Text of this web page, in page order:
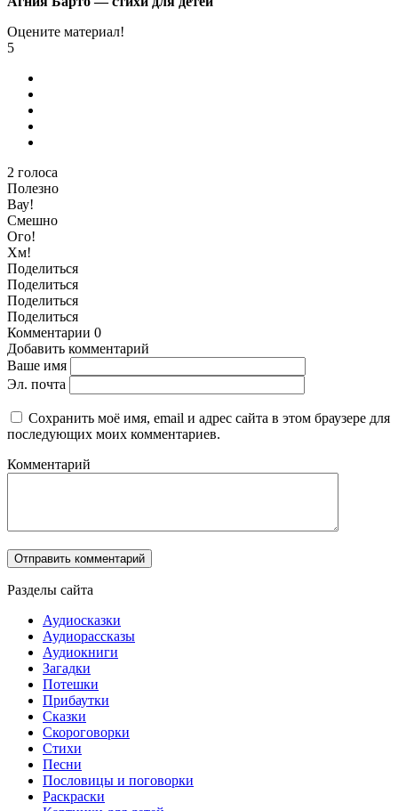
Оцените материал!
5
2 голоса
Полезно
Вау!
Смешно
Ого!
Хм!
Поделиться
Поделиться
Поделиться
Поделиться
Комментарии 0
Добавить комментарий
Ваше имя
Эл. почта
Сохранить моё имя, email и адрес сайта в этом браузере для
последующих моих комментариев.
Комментарий
Разделы сайта
Аудиосказки
Аудиорассказы
Аудиокниги
Загадки
Потешки
Прибаутки
Сказки
Скороговорки
Стихи
Песни
Пословицы и поговорки
Раскраски